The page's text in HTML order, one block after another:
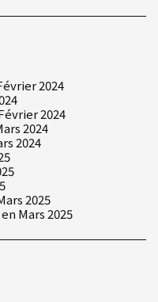
2024
2024
2024
2024
2025
en Mars 2025